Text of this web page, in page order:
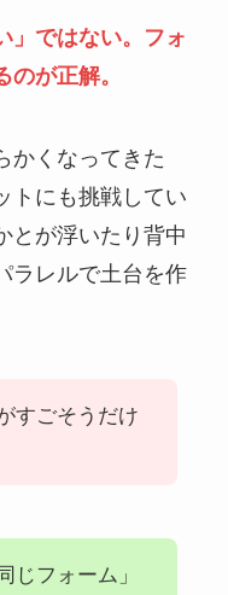
」ではない。フォ
が正解。
かくなってきた
トにも挑戦してい
とが浮いたり背中
ラレルで土台を作
すごそうだけ
じフォーム」